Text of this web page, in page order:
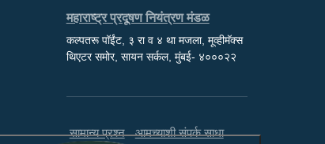
महाराष्ट्र प्रदूषण नियंत्रण मंडळ
कल्पतरू पॉईंट, ३ रा व ४ था मजला, मूव्हीमॅक्स
थिएटर समोर, सायन सर्कल, मुंबई- ४०००२२
सामान्य प्रश्न आमच्याशी संपर्क साधा